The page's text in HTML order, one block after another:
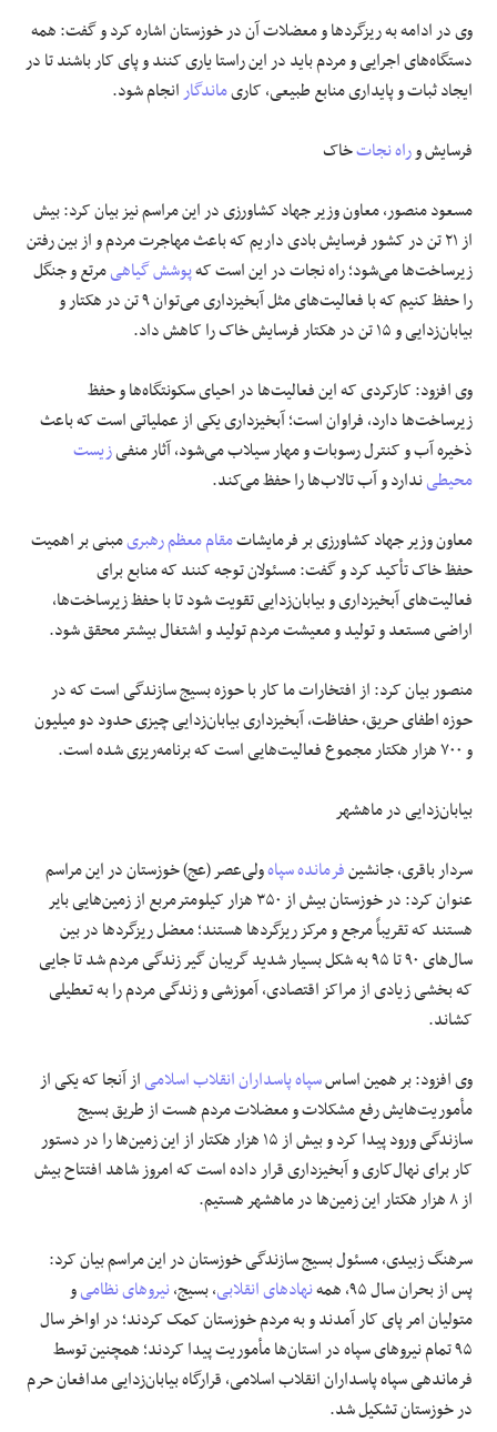
وی در ادامه به ریزگردها و معضلات آن در خوزستان اشاره کرد و گفت: همه
دستگاه‌های اجرایی و مردم باید در این راستا یاری کنند و پای کار باشند تا در
ایجاد ثبات و پایداری منابع طبیعی، کاریماندگارانجام شود.
فرسایش وراه نجاتخاک
مسعود منصور، معاون وزیر جهاد کشاورزی در این مراسم نیز بیان کرد: بیش
از ۲۱ تن در کشور فرسایش بادی داریم که باعث مهاجرت مردم و از بین رفتن
زیرساخت‌ها می‌شود؛ راه نجات در این است کهپوشش گیاهیمرتع و جنگل
را حفظ کنیم که با فعالیت‌های مثل آبخیزداری می‌توان ۹ تن در هکتار و
بیابان‌زدایی و ۱۵ تن در هکتار فرسایش خاک را کاهش داد.
وی افزود: کارکردی که این فعالیت‌ها در احیای سکونتگاه‌ها و حفظ
زیرساخت‌ها دارد، فراوان است؛ آبخیزداری یکی از عملیاتی است که باعث
ذخیره آب و کنترل رسوبات و مهار سیلاب می‌شود، آثار منفیزیست
محیطیندارد و آب تالاب‌ها را حفظ می‌کند.
معاون وزیر جهاد کشاورزی بر فرمایشاتمقام معظم رهبریمبنی بر اهمیت
حفظ خاک تأکید کرد و گفت: مسئولان توجه کنند که منابع برای
فعالیت‌های آبخیزداری و بیابان‌زدایی تقویت شود تا با حفظ زیرساخت‌ها،
اراضی مستعد و تولید و معیشت مردم تولید و اشتغال بیشتر محقق شود.
منصور بیان کرد: از افتخارات ما کار با حوزه بسیج سازندگی است که در
حوزه اطفای حریق، حفاظت، آبخیزداری بیابان‌زدایی چیزی حدود دو میلیون
و ۷۰۰ هزار هکتار مجموع فعالیت‌هایی است که برنامه‌ریزی شده است.
بیابان‌زدایی در ماهشهر
سردار باقری، جانشینفرمانده سپاهولی‌عصر (عج) خوزستان در این مراسم
عنوان کرد: در خوزستان بیش از ۳۵۰ هزار کیلومترمربع از زمین‌هایی بایر
هستند که تقریباً مرجع و مرکز ریزگردها هستند؛ معضل ریزگردها در بین
سال‌های ۹۰ تا ۹۵ به شکل بسیار شدید گریبان گیر زندگی مردم شد تا جایی
که بخشی زیادی از مراکز اقتصادی، آموزشی و زندگی مردم را به تعطیلی
کشاند.
وی افزود: بر همین اساسسپاه پاسداران انقلاب اسلامیاز آنجا که یکی از
مأموریت‌هایش رفع مشکلات و معضلات مردم هست از طریق بسیج
سازندگی ورود پیدا کرد و بیش از ۱۵ هزار هکتار از این زمین‌ها را در دستور
کار برای نهال‌کاری و آبخیزداری قرار داده است که امروز شاهد افتتاح بیش
از ۸ هزار هکتار این زمین‌ها در ماهشهر هستیم.
سرهنگ زبیدی، مسئول بسیج سازندگی خوزستان در این مراسم بیان کرد:
پس از بحران سال ۹۵، همه
نهادهای انقلابی، بسیج،نیروهای نظامیو
متولیان امر پای کار آمدند و به مردم خوزستان کمک کردند؛ در اواخر سال
۹۵ تمام نیروهای سپاه در استان‌ها مأموریت پیدا کردند؛ همچنین توسط
فرماندهی سپاه پاسداران انقلاب اسلامی، قرارگاه بیابان‌زدایی مدافعان حرم
در خوزستان تشکیل شد.